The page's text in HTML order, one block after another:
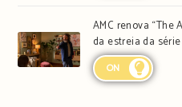
AMC renova “The
da estreia da
ON